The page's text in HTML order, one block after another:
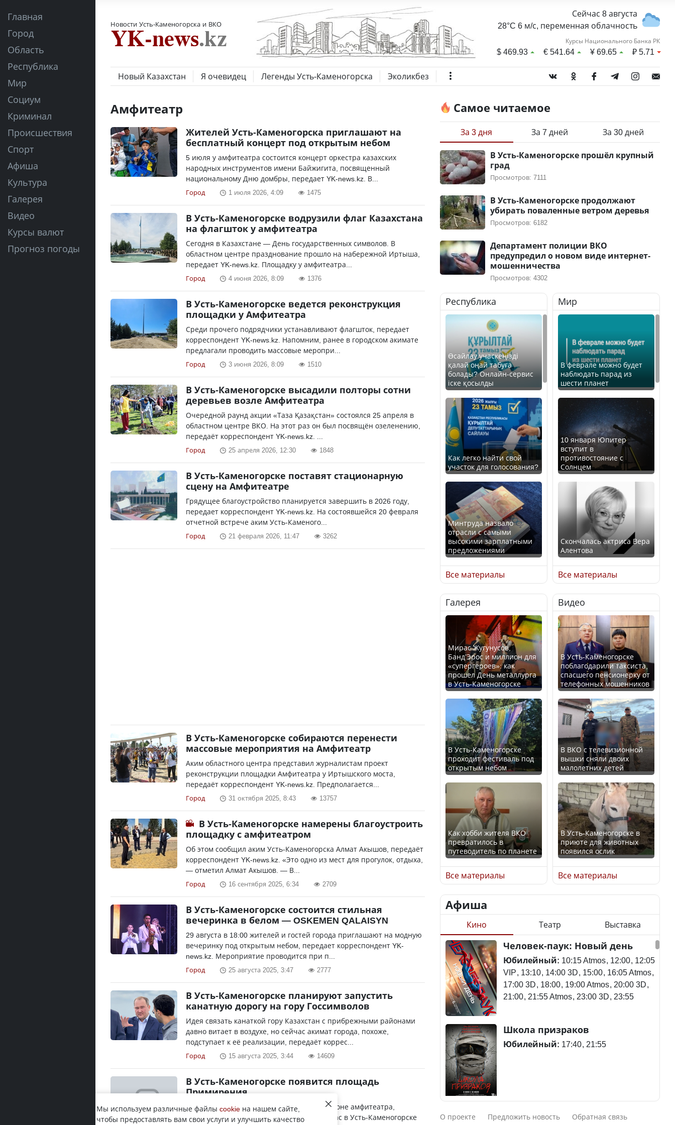
Главная
Город
Область
Республика
Мир
Социум
Криминал
Происшествия
Спорт
Афиша
Культура
Галерея
Видео
Курсы валют
Прогноз погоды
Новости Усть-Каменогорска и ВКО
Сейчас 8 августа
28°C 6 м/с, переменная облачность
Курсы Национального Банка РК
$469.93 €541.64 ¥69.65 ₽5.71
Новый Казахстан Я очевидец Легенды Усть-Каменогорска Эколикбез
Амфитеатр
Жителей Усть-Каменогорска приглашают на
бесплатный концерт под открытым небом
5 июля у амфитеатра состоится концерт оркестра казахских
народных инструментов имени Байжигита, посвященный
национальному Дню домбры, передает YK-news.kz. В...
Город 1 июля 2026, 4:09 1475
В Усть-Каменогорске водрузили флаг Казахстана
на флагшток у амфитеатра
Сегодня в Казахстане — День государственных символов. В
областном центре празднование прошло на набережной Иртыша,
передает YK-news.kz. Площадку у амфитеатра...
Город 4 июня 2026, 8:09 1376
В Усть-Каменогорске ведется реконструкция
площадки у Амфитеатра
Среди прочего подрядчики устанавливают флагшток, передает
корреспондент YK-news.kz. Напомним, ранее в городском акимате
предлагали проводить массовые меропри...
Город 3 июня 2026, 8:09 1510
В Усть-Каменогорске высадили полторы сотни
деревьев возле Амфитеатра
Очередной раунд акции «Таза Қазақстан» состоялся 25 апреля в
областном центре ВКО. На этот раз он был посвящён озеленению,
передаёт корреспондент YK-news.kz. ...
Город 25 апреля 2026, 12:30 1848
В Усть-Каменогорске поставят стационарную
сцену на Амфитеатре
Грядущее благоустройство планируется завершить в 2026 году,
передает корреспондент YK-news.kz. На состоявшейся 20 февраля
отчетной встрече аким Усть-Каменого...
Город 21 февраля 2026, 11:47 3262
В Усть-Каменогорске собираются перенести
массовые мероприятия на Амфитеатр
Аким областного центра представил журналистам проект
реконструкции площадки Амфитеатра у Иртышского моста,
передаёт корреспондент YK-news.kz. Предполагается...
Город 31 октября 2025, 8:43 13757
В Усть-Каменогорске намерены благоустроить
площадку с амфитеатром
Об этом сообщил аким Усть-Каменогорска Алмат Акышов, передаёт
корреспондент YK-news.kz. «Это одно из мест для прогулок, отдыха,
— отметил Алмат Акышов. — В...
Город 16 сентября 2025, 6:34 2709
В Усть-Каменогорске состоится стильная
вечеринка в белом — OSKEMEN QALAISYN
29 августа в 18:00 жителей и гостей города приглашают на модную
вечеринку под открытым небом, передает корреспондент YK-
news.kz. Мероприятие проводится при п...
Город 25 августа 2025, 3:47 2777
В Усть-Каменогорске планируют запустить
канатную дорогу на гору Госсимволов
Идея связать канаткой гору Казахстан с прибрежными районами
давно витает в воздухе, но сейчас акимат города, похоже,
подступает к её реализации, передаёт коррес...
Город 15 августа 2025, 3:44 14609
В Усть-Каменогорске появится площадь
Примирения
Такое название получит территория в районе амфитеатра,
передает корреспондент YK-news.kz. Сейчас в Усть-Каменогорске
Самое читаемое
За 3 дня За 7 дней За 30 дней
В Усть-Каменогорске прошёл крупный
град
Просмотров: 7111
В Усть-Каменогорске продолжают
убирать поваленные ветром деревья
Просмотров: 6182
Департамент полиции ВКО
предупредил о новом виде интернет-
мошенничества
Просмотров: 4302
Республика
Өсайлау учаскеңізді
қалай оңай табуға
болады? Онлайн-сервис
іске қосылды
Как легко найти свой
участок для голосования?
Минтруда назвало
отрасли с самыми
высокими зарплатными
предложениями
Искусственный интеллект
официально включили в
школьную программу
Казахстана
В Казахстане стало
проще получить
направления на
медицинские
обследования
Қазақстан Орталық Азия
елдері арасында әл-ауқат
индексінде көш бастады
Казахстан возглавил
рейтинг благополучия
среди стран Центральной
Азии
Будут ли представлены
интересы регионов в
Курултае?
Ең төменгі жалақы,
алимент, экология: жеті
партия сайлаушылармен
нені талқылап жатыр?
Минимальная зарплата,
чем говорят с
Все материалы
Мир
В феврале можно будет
наблюдать парад из
шести планет
10 января Юпитер
вступит в
противостояние с
Солнцем
Скончалась актриса Вера
Алентова
В РФ вынесен заочный
приговор по уголовному
делу об убийстве Игоря
Талькова
В России введены
дополнительные
ограничения для
казахстанских прав
Трамп официально
вступил в должность
президента США
Луну признали объектом
культурного наследия,
находящегося под
угрозой исчезновения
Станет ли
метапневмовирус
эпидемией, рассказали в
ВОЗ
потерпел крушение в
Южной Корее, погибли
120 человек
Актау: Путин принес
Все материалы
Галерея
Мирас Жугунусов,
Банд’Эрос и миллион для
«супергероев»: как
прошел День металлурга
в Усть-Каменогорске
В Усть-Каменогорске
проходит фестиваль под
открытым небом
Как хобби жителя ВКО
превратилось в
путеводитель по планете
Все материалы
Видео
В Усть-Каменогорске
поблагодарили таксиста,
спасшего пенсионерку от
телефонных мошенников
В ВКО с телевизионной
вышки сняли двоих
малолетних детей
В Усть-Каменогорске в
приюте для животных
появился ослик
Все материалы
Афиша
Кино Театр Выставка
Человек-паук: Новый день
Юбилейный: 10:15 Atmos 12:00 12:05
VIP 13:10 14:00 3D 15:00 16:05 Atmos
17:00 3D 18:00 19:00 Atmos 20:00 3D
21:00 21:55 Atmos 23:00 3D 23:55
Школа призраков
Юбилейный: 17:40 21:55
Смешарики сквозь вселенные
О проекте Предложить новость
Обратная связь
Мы используем различные файлы cookie на нашем сайте,
чтобы предоставлять вам свои услуги и улучшить качество